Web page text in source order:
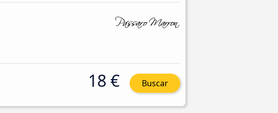
18 € Buscar